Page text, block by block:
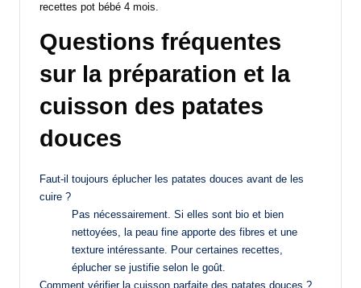
recettes pot bébé 4 mois.
Questions fréquentes
sur la préparation et la
cuisson des patates
douces
Faut-il toujours éplucher les patates douces avant de les
cuire ?
Pas nécessairement. Si elles sont bio et bien
nettoyées, la peau fine apporte des fibres et une
texture intéressante. Pour certaines recettes,
éplucher se justifie selon le goût.
Comment vérifier la cuisson parfaite des patates douces ?